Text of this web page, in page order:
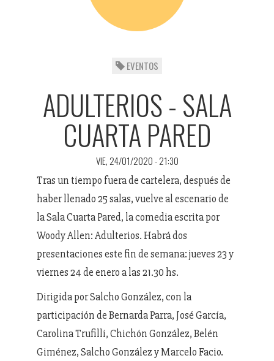
EVENTOS
ADULTERIOS - SALA
CUARTA PARED
VIE, 24/01/2020 - 21:30
Tras un tiempo fuera de cartelera, después de
haber llenado 25 salas, vuelve al escenario de
la Sala Cuarta Pared, la comedia escrita por
Woody Allen: Adulterios. Habrá dos
presentaciones este fin de semana: jueves 23 y
viernes 24 de enero a las 21.30 hs.
Dirigida por Salcho González, con la
participación de Bernarda Parra, José García,
Carolina Trufilli, Chichón González, Belén
Giménez, Salcho González y Marcelo Facio.